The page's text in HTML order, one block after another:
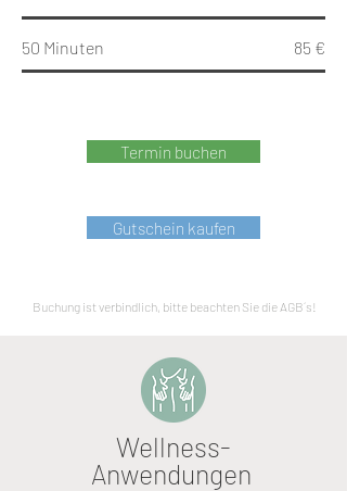
50 Minuten 85 €
Termin buchen
Gutschein kaufen
Buchung ist verbindlich, bitte beachten Sie die AGB´s!
Wellness-
Anwendungen